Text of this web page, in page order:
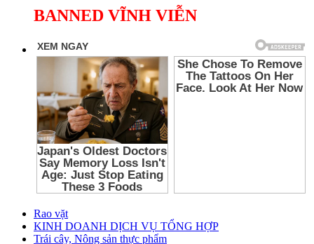
BANNED VĨNH VIỄN
Rao vặt
KINH DOANH DỊCH VỤ TỔNG HỢP
Trái cây, Nông sản thực phẩm